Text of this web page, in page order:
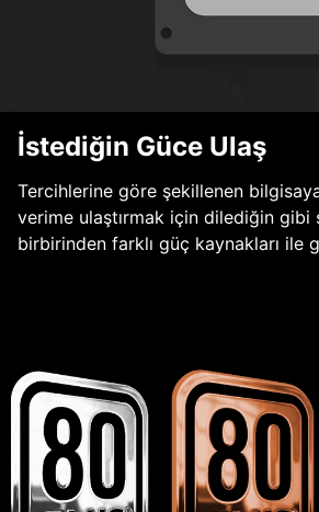
İstediğin Güce Ulaş
Tercihlerine göre şekillenen
verime ulaştırmak için dilediğin gibi
birbirinden farklı güç kaynakları ile